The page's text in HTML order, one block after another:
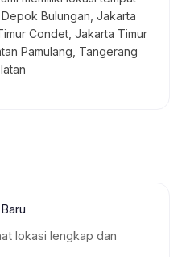
Bulungan, Jakarta
Condet, Jakarta Timur
Pamulang, Tangerang
lokasi lengkap dan